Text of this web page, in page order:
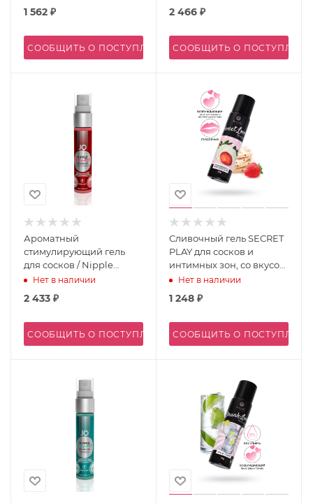
1 562 ₽
СООБЩИТЬ О ПОСТУПЛЕНИИ
2 466 ₽
СООБЩИТЬ О
Ароматный
стимулирующий гель
для сосков / Nipple
Titillator Electric
Нет в наличии
2 433 ₽
СООБЩИТЬ О ПОСТУПЛЕНИИ
Сливочный гель SECRET
PLAY для сосков и
интимных зон, со вкусом
клубники и белого
Нет в наличии
1 248 ₽
СООБЩИТЬ О